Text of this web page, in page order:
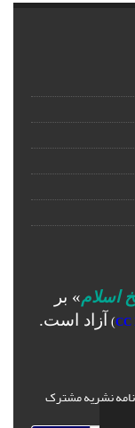
اسلام» بر
CC
) آزاد است.
نشریه مشترک